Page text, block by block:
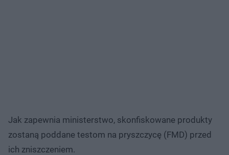
Jak zapewnia ministerstwo, skonfiskowane produkty
zostaną poddane testom na pryszczycę (FMD) przed
ich zniszczeniem.